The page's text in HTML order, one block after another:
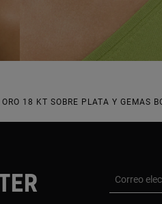
18 KT SOBRE PLATA Y GEMAS
Correo